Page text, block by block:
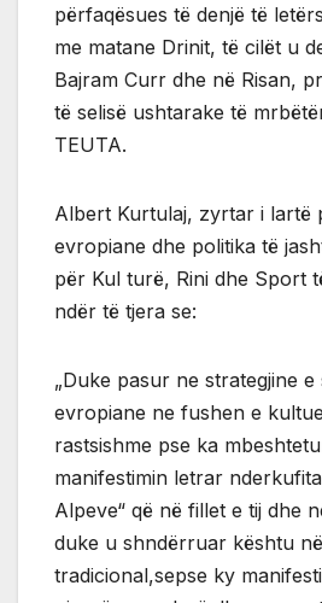
përfaqësues të denjë të
me matane Drinit, të cilët u
Bajram Curr dhe në Risan,
të selisë ushtarake të
TEUTA.
Albert Kurtulaj, zyrtar i lartë
evropiane dhe politika të
për Kul turë, Rini dhe Sport
ndër të tjera se:
„Duke pasur ne strategjine e
evropiane ne fushen e
rastsishme pse ka
manifestimin letrar
Alpeve“ që në fillet e tij dhe
duke u shndërruar kështu
tradicional,sepse ky